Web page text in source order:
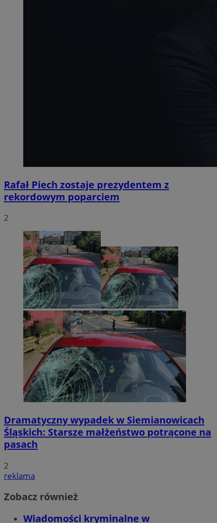
Rafał Piech zostaje prezydentem z
rekordowym poparciem
2
Dramatyczny wypadek w Siemianowicach
Śląskich: Starsze małżeństwo potrącone na
pasach
2
reklama
Zobacz również
Wiadomości kryminalne w